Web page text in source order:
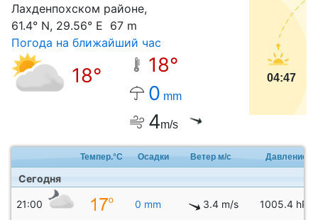
Лахденпохском районе,
61.4° N, 29.56° E 67 m
Погода на ближайший час
18°
18°
0 mm
4m/s
04:47
Темпер.°C Осадки Ветер м/с Давление
Сегодня
21:00 0 mm 3.4 m/s 1005.4 hPa